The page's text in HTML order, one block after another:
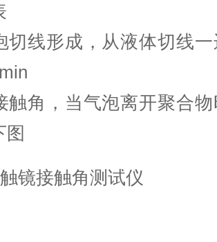
切线形成，从液体切线
触角，当气泡离开聚合
图